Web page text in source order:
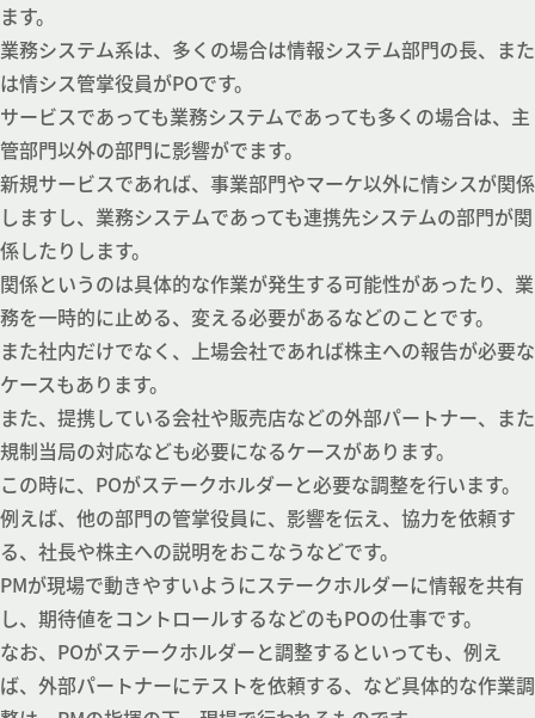
ます。
業務システム系は、多くの場合は情報システム部門の長、また
は情シス管掌役員がPOです。
サービスであっても業務システムであっても多くの場合は、主
管部門以外の部門に影響がでます。
新規サービスであれば、事業部門やマーケ以外に情シスが関係
しますし、業務システムであっても連携先システムの部門が関
係したりします。
関係というのは具体的な作業が発生する可能性があったり、業
務を一時的に止める、変える必要があるなどのことです。
また社内だけでなく、上場会社であれば株主への報告が必要な
ケースもあります。
また、提携している会社や販売店などの外部パートナー、また
規制当局の対応なども必要になるケースがあります。
この時に、POがステークホルダーと必要な調整を行います。
例えば、他の部門の管掌役員に、影響を伝え、協力を依頼す
る、社長や株主への説明をおこなうなどです。
PMが現場で動きやすいようにステークホルダーに情報を共有
し、期待値をコントロールするなどのもPOの仕事です。
なお、POがステークホルダーと調整するといっても、例え
ば、外部パートナーにテストを依頼する、など具体的な作業調